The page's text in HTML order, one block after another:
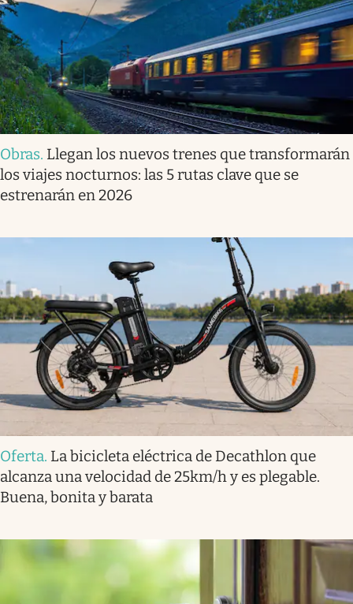
Obras. Llegan los nuevos trenes que transformarán
los viajes nocturnos: las 5 rutas clave que se
estrenarán en 2026
Oferta. La bicicleta eléctrica de Decathlon que
alcanza una velocidad de 25km/h y es plegable.
Buena, bonita y barata